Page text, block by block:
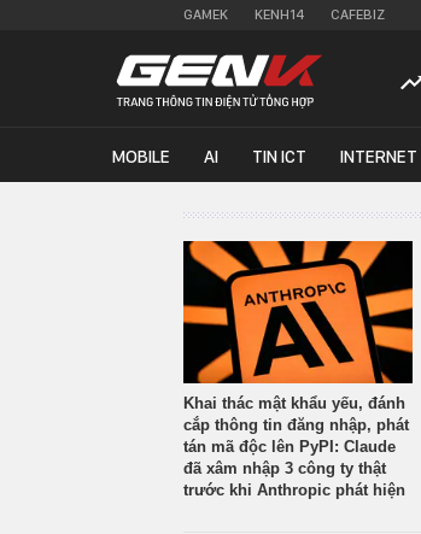
GAMEK KENH14 CAFEBIZ
MOBILE AI TIN ICT INTERNET
Khai thác mật khẩu yếu, đánh
cắp thông tin đăng nhập, phát
tán mã độc lên PyPI: Claude
đã xâm nhập 3 công ty thật
trước khi Anthropic phát hiện